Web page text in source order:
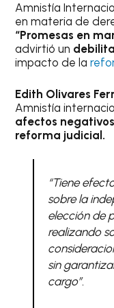
Amnistía
en materia de
“Promesas en
advirtió un
impacto de la
Edith Olivares
Amnistía
afectos
reforma judicial.
“Tiene
sobre la
elección de
realizando
sin
cargo”.